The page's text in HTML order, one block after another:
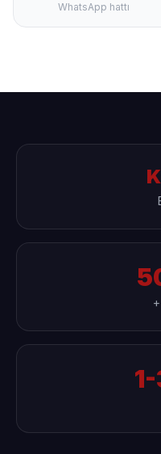
WhatsApp hattı